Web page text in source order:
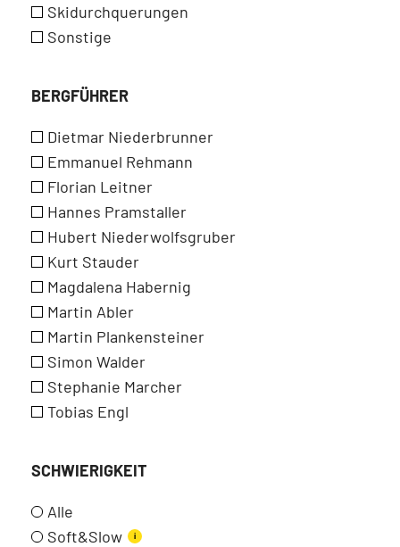
Skidurchquerungen
Sonstige
BERGFÜHRER
Dietmar Niederbrunner
Emmanuel Rehmann
Florian Leitner
Hannes Pramstaller
Hubert Niederwolfsgruber
Kurt Stauder
Magdalena Habernig
Martin Abler
Martin Plankensteiner
Simon Walder
Stephanie Marcher
Tobias Engl
SCHWIERIGKEIT
Alle
Soft&Slow
i